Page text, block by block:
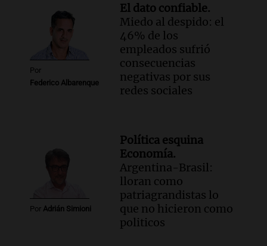
Por
Federico Albarenque
El dato confiable.
Miedo al despido: el
46% de los
empleados sufrió
consecuencias
negativas por sus
redes sociales
Por Adrián Simioni
Política esquina
Economía.
Argentina-Brasil:
lloran como
patriagrandistas lo
que no hicieron como
politicos